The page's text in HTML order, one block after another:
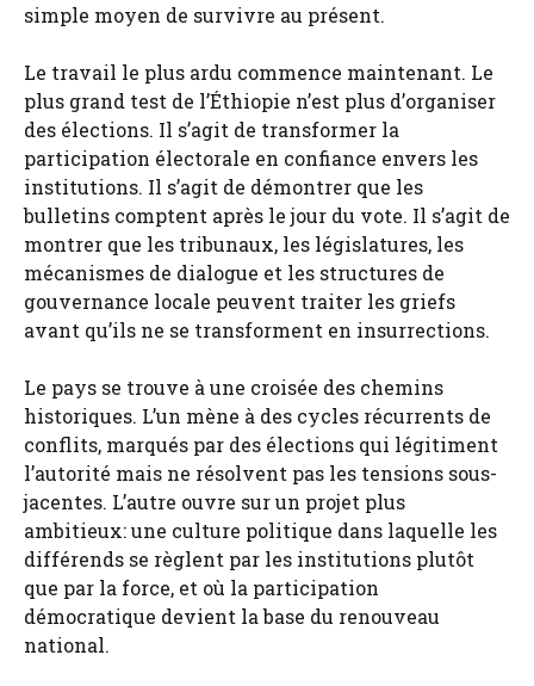
simple moyen de survivre au présent.
Le travail le plus ardu commence maintenant. Le
plus grand test de l’Éthiopie n’est plus d’organiser
des élections. Il s’agit de transformer la
participation électorale en confiance envers les
institutions. Il s’agit de démontrer que les
bulletins comptent après le jour du vote. Il s’agit de
montrer que les tribunaux, les législatures, les
mécanismes de dialogue et les structures de
gouvernance locale peuvent traiter les griefs
avant qu’ils ne se transforment en insurrections.
Le pays se trouve à une croisée des chemins
historiques. L’un mène à des cycles récurrents de
conflits, marqués par des élections qui légitiment
l’autorité mais ne résolvent pas les tensions sous-
jacentes. L’autre ouvre sur un projet plus
ambitieux: une culture politique dans laquelle les
différends se règlent par les institutions plutôt
que par la force, et où la participation
démocratique devient la base du renouveau
national.